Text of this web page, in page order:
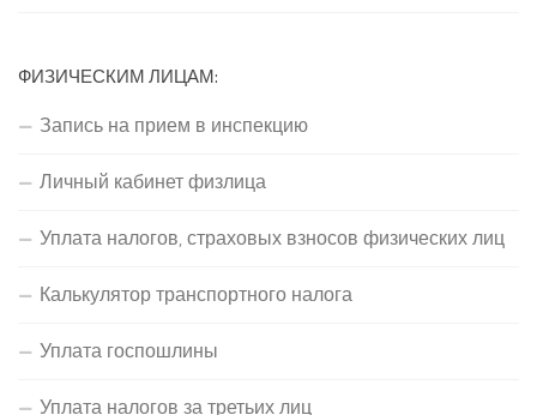
ФИЗИЧЕСКИМ ЛИЦАМ:
Запись на прием в инспекцию
Личный кабинет физлица
Уплата налогов, страховых взносов физических лиц
Калькулятор транспортного налога
Уплата госпошлины
Уплата налогов за третьих лиц